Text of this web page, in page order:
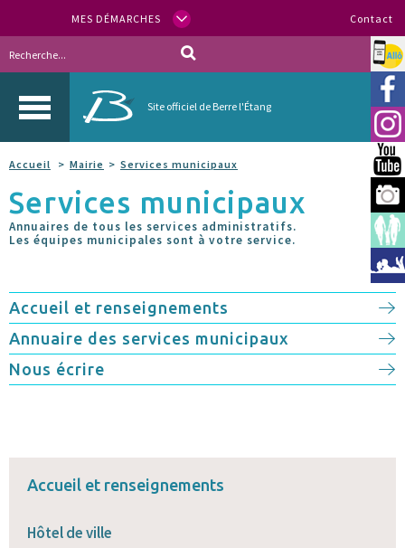
MES DÉMARCHES Contact
Site officiel de Berre l'Étang
Allo
Accueil Mairie Services municipaux
Services municipaux
Annuaires de tous les services administratifs.
Les équipes municipales sont à votre service.
Accueil et renseignements
Annuaire des services municipaux
Nous écrire
Accueil et renseignements
Hôtel de ville